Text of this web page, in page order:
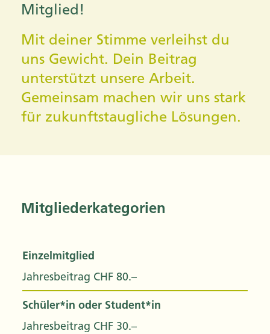
Mitglied!
Mit deiner Stimme verleihst du
uns Gewicht. Dein Beitrag
unterstützt unsere Arbeit.
Gemeinsam machen wir uns stark
für zukunftstaugliche Lösungen.
Mitgliederkategorien
Einzelmitglied
Jahresbeitrag CHF 80.–
Schüler*in oder Student*in
Jahresbeitrag CHF 30.–